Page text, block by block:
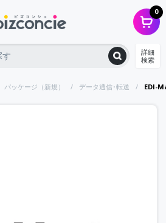
0
詳細
検索
パッケージ（新規） データ通信･転送 EDI-